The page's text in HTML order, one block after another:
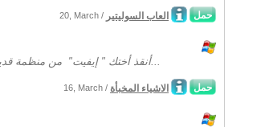
حمل 20, March / العاب السوليتير
أنقذ أختك " إيفيت" من منظمة قديمة غامضة و مرعبة قبل فوات الأوان في لعبة...
حمل 16, March / الاشياء المخبأة